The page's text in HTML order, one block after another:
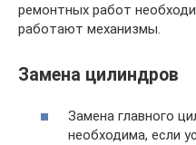
ремонтных работ
работают механизмы.
Замена цилиндров
Замена главного
необходима, если